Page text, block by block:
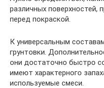
различных поверхностей,
перед покраской.
К универсальным
грунтовки.
они достаточно быстро
имеют характерного
используемые смеси.